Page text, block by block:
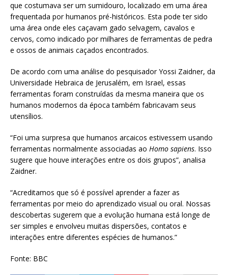
que costumava ser um sumidouro, localizado em uma área
frequentada por humanos pré-históricos. Esta pode ter sido
uma área onde eles caçavam gado selvagem, cavalos e
cervos, como indicado por milhares de ferramentas de pedra
e ossos de animais caçados encontrados.
De acordo com uma análise do pesquisador Yossi Zaidner, da
Universidade Hebraica de Jerusalém, em Israel, essas
ferramentas foram construídas da mesma maneira que os
humanos modernos da época também fabricavam seus
utensílios.
“Foi uma surpresa que humanos arcaicos estivessem usando
ferramentas normalmente associadas ao Homo sapiens. Isso
sugere que houve interações entre os dois grupos”, analisa
Zaidner.
“Acreditamos que só é possível aprender a fazer as
ferramentas por meio do aprendizado visual ou oral. Nossas
descobertas sugerem que a evolução humana está longe de
ser simples e envolveu muitas dispersões, contatos e
interações entre diferentes espécies de humanos.”
Fonte: BBC